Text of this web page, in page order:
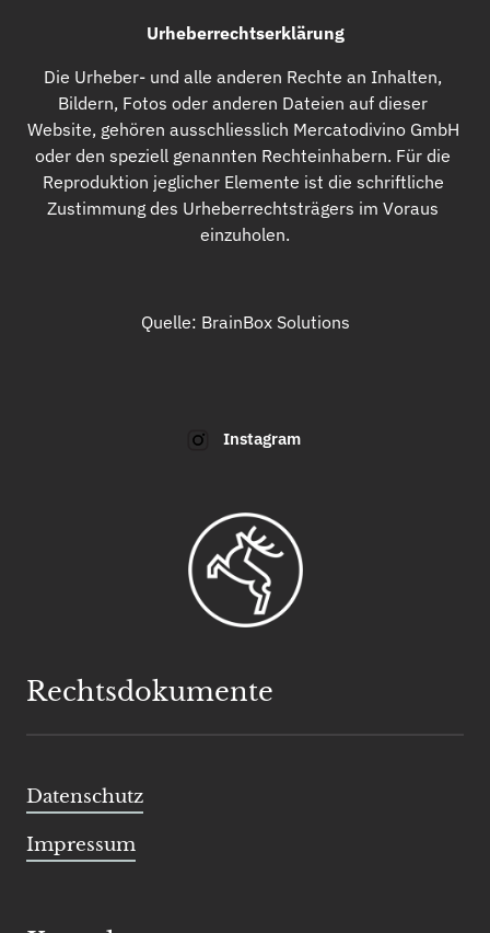
Urheberrechtserklärung
Die Urheber- und alle anderen Rechte an Inhalten,
Bildern, Fotos oder anderen Dateien auf dieser
Website, gehören ausschliesslich Mercatodivino GmbH
oder den speziell genannten Rechteinhabern. Für die
Reproduktion jeglicher Elemente ist die schriftliche
Zustimmung des Urheberrechtsträgers im Voraus
einzuholen.
Quelle: BrainBox Solutions
Instagram
Rechtsdokumente
Datenschutz
Impressum